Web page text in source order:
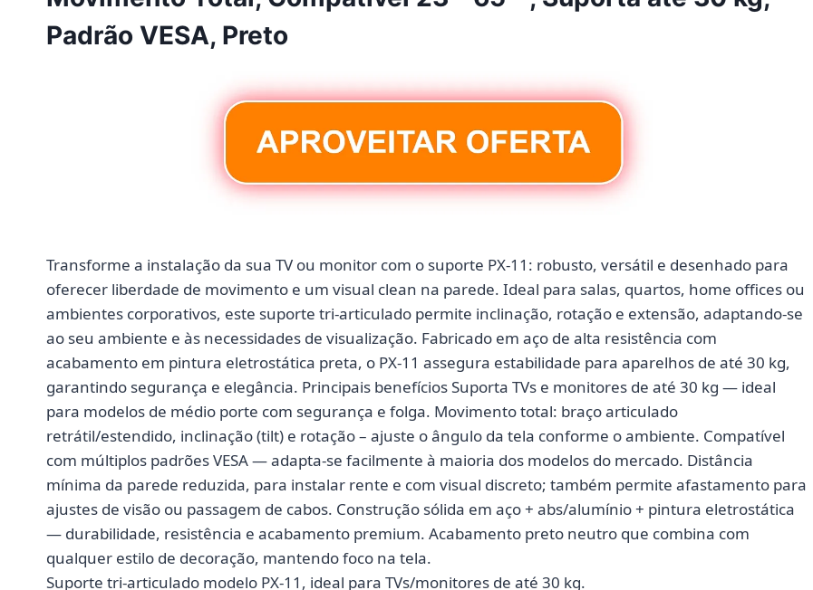
Padrão VESA, Preto
Transforme a instalação da sua TV ou monitor com o suporte PX-11: robusto, versátil e desenhado para
oferecer liberdade de movimento e um visual clean na parede. Ideal para salas, quartos, home offices ou
ambientes corporativos, este suporte tri-articulado permite inclinação, rotação e extensão, adaptando-se
ao seu ambiente e às necessidades de visualização. Fabricado em aço de alta resistência com
acabamento em pintura eletrostática preta, o PX-11 assegura estabilidade para aparelhos de até 30 kg,
garantindo segurança e elegância. Principais benefícios Suporta TVs e monitores de até 30 kg — ideal
para modelos de médio porte com segurança e folga. Movimento total: braço articulado
retrátil/estendido, inclinação (tilt) e rotação – ajuste o ângulo da tela conforme o ambiente. Compatível
com múltiplos padrões VESA — adapta-se facilmente à maioria dos modelos do mercado. Distância
mínima da parede reduzida, para instalar rente e com visual discreto; também permite afastamento para
ajustes de visão ou passagem de cabos. Construção sólida em aço + ab­s/alumínio + pintura eletrostática
— durabilidade, resistência e acabamento premium. Acabamento preto neutro que combina com
qualquer estilo de decoração, mantendo foco na tela.
Suporte tri-articulado modelo PX-11, ideal para TVs/monitores de até 30 kg.